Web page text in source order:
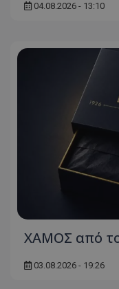
04.08.2026 - 13:10
ΧΑΜΟΣ από
03.08.2026 - 19:26